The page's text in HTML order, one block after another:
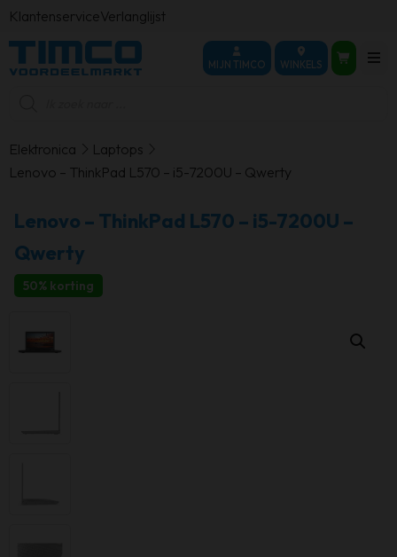
KlantenserviceVerlanglijst
MIJN TIMCO WINKELS
Elektronica
Laptops
Lenovo – ThinkPad L570 – i5-7200U – Qwerty
Lenovo – ThinkPad L570 – i5-7200U –
Qwerty
50% korting